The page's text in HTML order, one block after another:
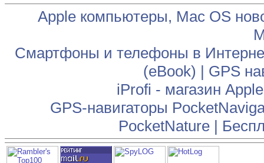
Apple компьютеры, Mac OS
Смартфоны и телефоны в
(eBook) | GPS
iProfi - магазин
GPS-навигаторы
PocketNature|